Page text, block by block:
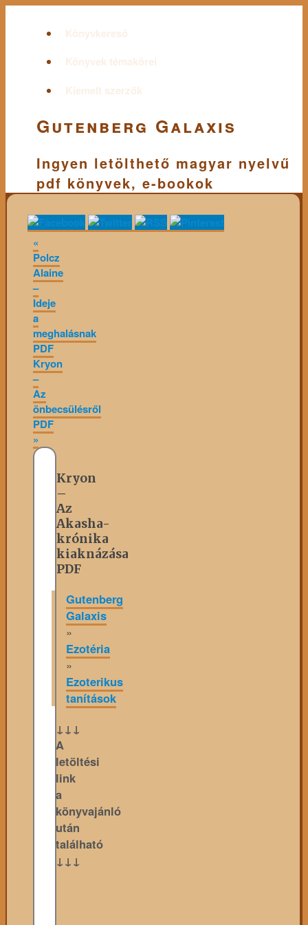
Könyvkereső
Könyvek témakörei
Kiemelt szerzők
Gutenberg Galaxis
Ingyen letölthető magyar nyelvű
pdf könyvek, e-bookok
«
Polcz
Alaine
–
Ideje
a
meghalásnak
PDF
Kryon
–
Az
önbecsülésről
PDF
»
Kryon
–
Az
Akasha-
krónika
kiaknázása
PDF
Gutenberg
Galaxis
»
Ezotéria
»
Ezoterikus
tanítások
↓↓↓
A
letöltési
link
a
könyvajánló
után
található
↓↓↓